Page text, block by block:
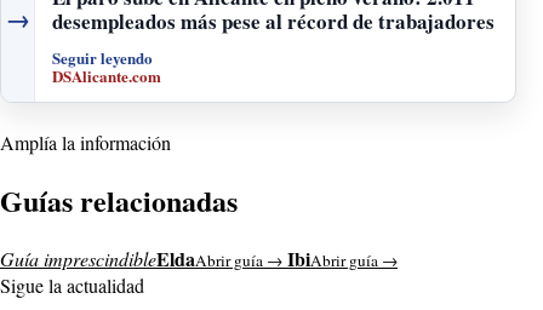
→
desempleados más pese al récord de trabajadores
Seguir leyendo
DSAlicante.com
Amplía la información
Guías relacionadas
Guía imprescindibleEldaAbrir guía → IbiAbrir guía →
Sigue la actualidad